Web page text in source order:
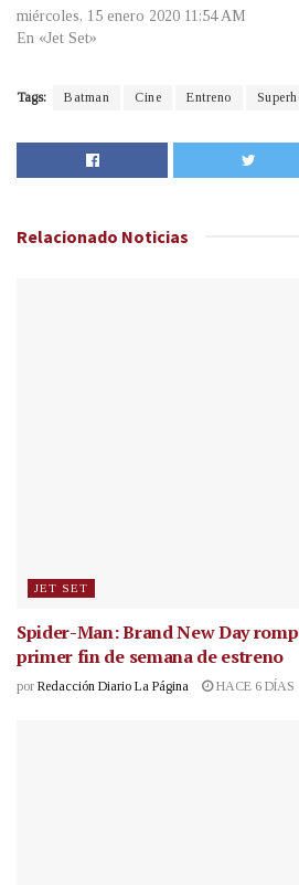
miércoles, 15 enero 2020 11:54 AM
En «Jet Set»
Tags: Batman Cine Entreno
Relacionado Noticias
JET SET
Spider-Man: Brand New Day
primer fin de semana de estreno
por Redacción Diario La Página HACE 6 DÍAS